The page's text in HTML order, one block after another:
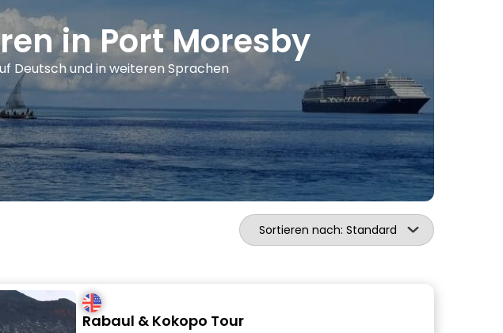
in Port Moresby
Deutsch und in weiteren Sprachen
Sortieren nach: Standard
Rabaul & Kokopo Tour